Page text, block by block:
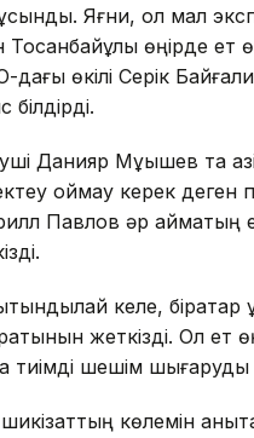
Яғни, ол мал
өңірде ет
өкілі Серік
Данияр Мұқышев та
қоймау керек деген
Павлов әр аймақтың
келе,
жеткізді. Ол ет
тиімді шешім
көлемін